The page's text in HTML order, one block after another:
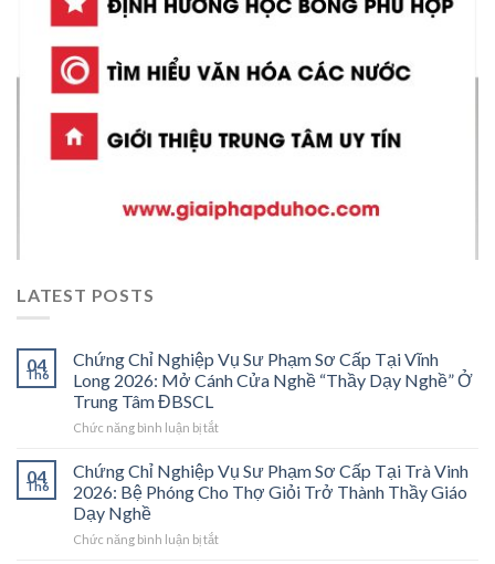
LATEST POSTS
04
Th6
Chứng Chỉ Nghiệp Vụ Sư Phạm Sơ Cấp Tại Vĩnh
Long 2026: Mở Cánh Cửa Nghề “Thầy Dạy Nghề” Ở
Trung Tâm ĐBSCL
Chức năng bình luận bị tắtở
Chỉ
Nghiệp
Vụ
Phạm
04
Th6
Chứng Chỉ Nghiệp Vụ Sư Phạm Sơ Cấp Tại Trà Vinh
2026: Bệ Phóng Cho Thợ Giỏi Trở Thành Thầy Giáo
Dạy Nghề
Chức năng bình luận bị tắtở